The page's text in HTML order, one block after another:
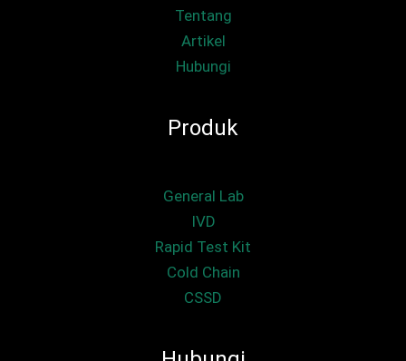
Tentang
Artikel
Hubungi
Produk
General Lab
IVD
Rapid Test Kit
Cold Chain
CSSD